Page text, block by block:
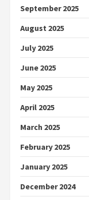
September 2025
August 2025
July 2025
June 2025
May 2025
April 2025
March 2025
February 2025
January 2025
December 2024